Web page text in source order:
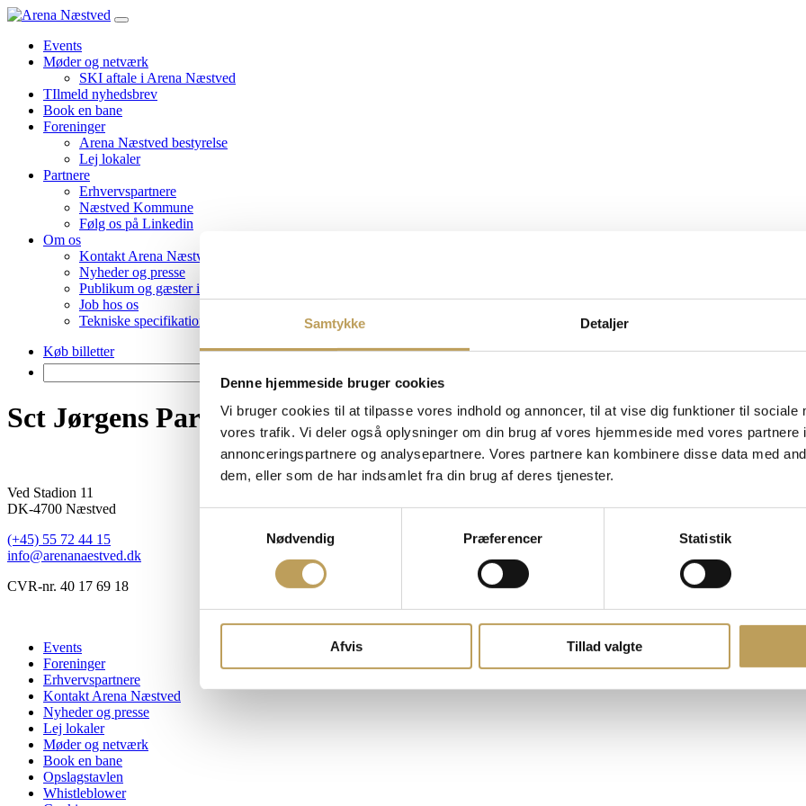
Samtykke Detaljer
Denne hjemmeside bruger cookies
Vi bruger cookies til at tilpasse vores indhold og annoncer, til at vise dig funktioner til sociale
vores trafik. Vi deler også oplysninger om din brug af vores hjemmeside med vores partnere
annonceringspartnere og analysepartnere. Vores partnere kan kombinere disse data med
dem, eller som de har indsamlet fra din brug af deres tjenester.
Nødvendig
Præferencer Statistik
Afvis Tillad valgte
Events
Møder og netværk
SKI aftale i Arena Næstved
TIlmeld nyhedsbrev
Book en bane
Foreninger
Arena Næstved bestyrelse
Lej lokaler
Partnere
Erhvervspartnere
Næstved Kommune
Følg os på Linkedin
Om os
Kontakt Arena Næstved
Nyheder og presse
Publikum og gæster i Arena Næstved
Job hos os
Tekniske specifikationer
Køb billetter
Søg
efter:
Sct Jørgens Park Slagteren
Ved Stadion 11
DK-4700 Næstved
(+45) 55 72 44 15
info@arenanaestved.dk
CVR-nr. 40 17 69 18
Events
Foreninger
Erhvervspartnere
Kontakt Arena Næstved
Nyheder og presse
Lej lokaler
Møder og netværk
Book en bane
Opslagstavlen
Whistleblower